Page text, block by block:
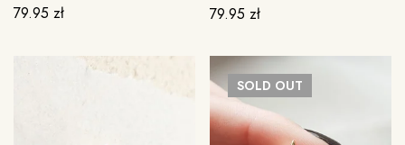
79.95 zł 79.95 zł
SOLD OUT